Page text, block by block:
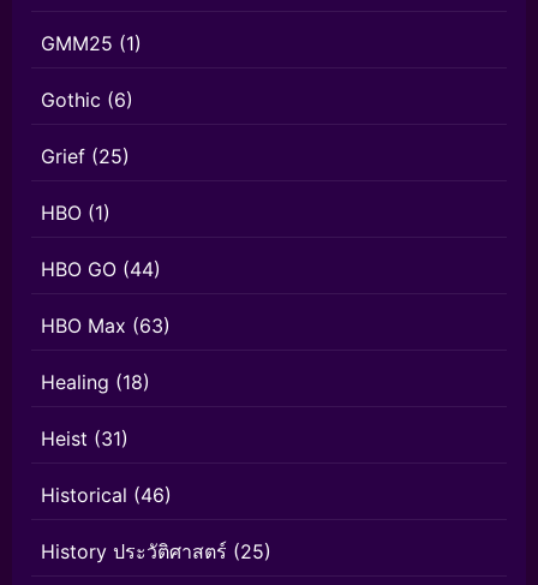
GMM25 (1)
Gothic (6)
Grief (25)
HBO (1)
HBO GO (44)
HBO Max (63)
Healing (18)
Heist (31)
Historical (46)
History ประวัติศาสตร์ (25)